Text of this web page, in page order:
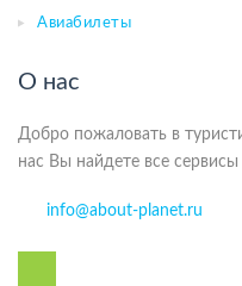
Авиабилеты
О нас
Добро пожаловать в
нас Вы найдете все
info@about-planet.ru